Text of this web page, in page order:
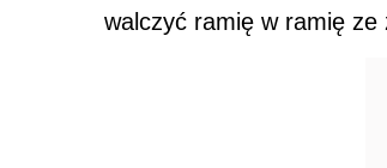
walczyć ramię w ramię ze